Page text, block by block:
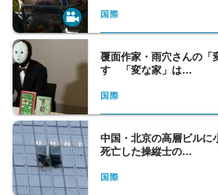
国際
覆面作家・雨穴さんの「
す 「変な家」は…
国際
中国・北京の高層ビル
死亡した操縦士の…
国際